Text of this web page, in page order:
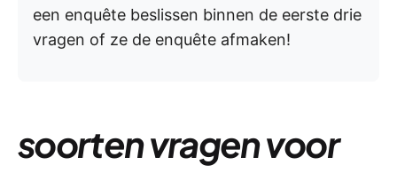
een enquête beslissen binnen de eerste drie
vragen of ze de enquête afmaken!
soorten vragen voor